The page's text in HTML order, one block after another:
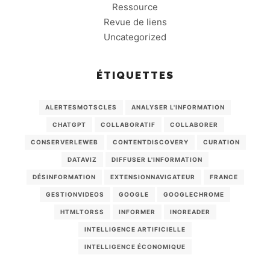
Ressource
Revue de liens
Uncategorized
ÉTIQUETTES
ALERTESMOTSCLES ANALYSER L'INFORMATION
CHATGPT COLLABORATIF COLLABORER
CONSERVERLEWEB CONTENTDISCOVERY CURATION
DATAVIZ DIFFUSER L'INFORMATION
DÉSINFORMATION EXTENSIONNAVIGATEUR FRANCE
GESTIONVIDEOS GOOGLE GOOGLECHROME
HTMLTORSS INFORMER INOREADER
INTELLIGENCE ARTIFICIELLE
INTELLIGENCE ÉCONOMIQUE